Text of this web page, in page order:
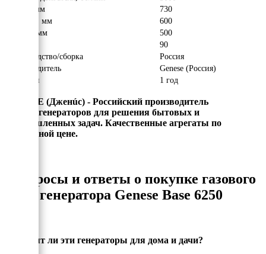
Длина, мм
730
Ширина, мм
600
Высота, мм
500
90
Производство/сборка
Россия
Производитель
Genese (Россия)
Гарантия
1 год
GENESE (Дженúс) - Российский производитель
электрогенераторов для решения бытовых и
промышленных задач. Качественные агрегаты по
адекватной цене.
Вопросы и ответы о покупке газового
генератора Genese Base 6250
Подходят ли эти генераторы для дома и дачи?